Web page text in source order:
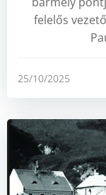
felelős
25/10/2025